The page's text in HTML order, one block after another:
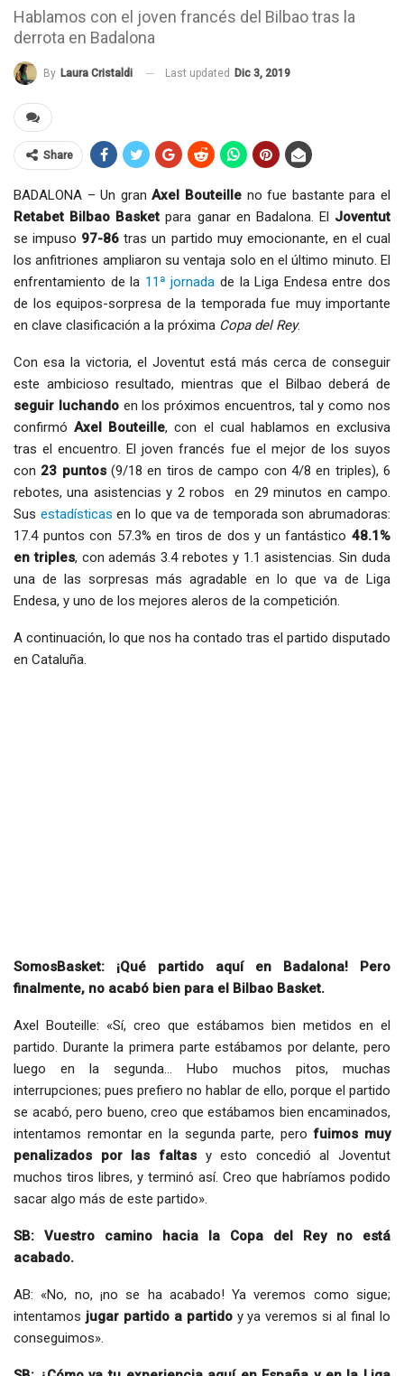
Hablamos con el joven francés del Bilbao tras la
derrota en Badalona
By Laura Cristaldi Last updated Dic 3, 2019
Share
BADALONA – Un granAxel Bouteille no fue bastante para el
Retabet Bilbao Basket para ganar en Badalona. El Joventut
se impuso 97-86 tras un partido muy emocionante, en el cual
los anfitriones ampliaron su ventaja solo en el último minuto. El
enfrentamiento de la 11ª jornada de la Liga Endesa entre dos
de los equipos-sorpresa de la temporada fue muy importante
en clave clasificación a la próxima Copa del Rey.
Con esa la victoria, el Joventut está más cerca de conseguir
este ambicioso resultado, mientras que el Bilbao deberá de
seguir luchandoen los próximos encuentros, tal y como nos
confirmóAxel Bouteille, con el cual hablamos en exclusiva
tras el encuentro. El joven francés fue el mejor de los suyos
con 23 puntos(9/18 en tiros de campo con 4/8 en triples), 6
rebotes, una asistencias y 2 robos en 29 minutos en campo.
Sus estadísticas en lo que va de temporada son abrumadoras:
17.4 puntos con 57.3% en tiros de dos y un fantástico 48.1%
en triples, con además 3.4 rebotes y 1.1 asistencias. Sin duda
una de las sorpresas más agradable en lo que va de Liga
Endesa, y uno de los mejores aleros de la competición.
A continuación, lo que nos ha contado tras el partido disputado
en Cataluña.
SomosBasket: ¡Qué partido aquí en Badalona! Pero
finalmente, no acabó bien para el Bilbao Basket.
Axel Bouteille: «Sí, creo que estábamos bien metidos en el
partido. Durante la primera parte estábamos por delante, pero
luego en la segunda… Hubo muchos pitos, muchas
interrupciones; pues prefiero no hablar de ello, porque el partido
se acabó, pero bueno, creo que estábamos bien encaminados,
intentamos remontar en la segunda parte, perofuimos muy
penalizados por las faltasy esto concedió al Joventut
muchos tiros libres, y terminó así. Creo que habríamos podido
sacar algo más de este partido».
SB: Vuestro camino hacia la Copa del Rey no está
acabado.
AB: «No, no, ¡no se ha acabado! Ya veremos como sigue;
intentamos jugar partido a partidoy ya veremos si al final lo
conseguimos».